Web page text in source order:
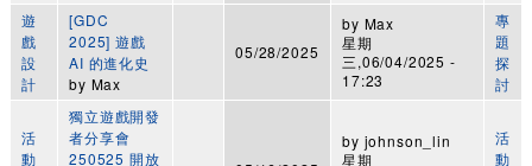
遊
戲
設
計
[GDC
2025] 遊戲
AI 的進化史
by Max
05/28/2025
by Max
星期
三,06/04/2025 -
17:23
專
題
探
討
活
動
獨立遊戲開發
者分享會
250525 開放
by johnson_lin
星期
活
動